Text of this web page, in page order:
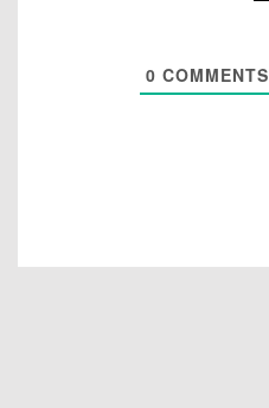
0 COMMENTS